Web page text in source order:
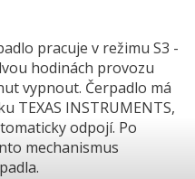
pracuje v režimu S3 -
hodinách provozu
vypnout. Čerpadlo má
TEXAS INSTRUMENTS,
odpojí. Po
mechanismus